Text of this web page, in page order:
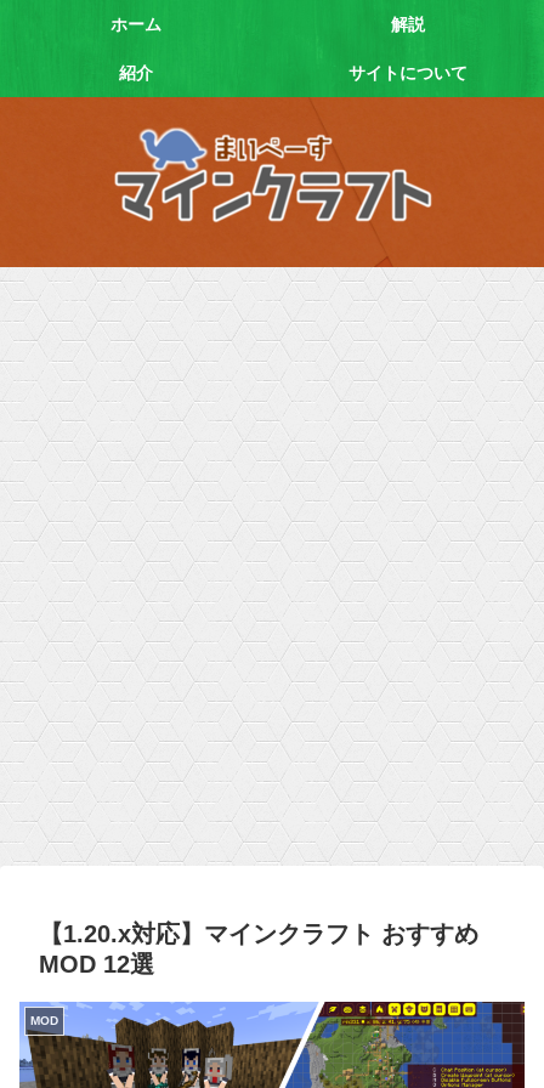
ホーム 解説
紹介 サイトについて
【1.20.x対応】マインクラフト おすすめ
MOD 12選
MOD